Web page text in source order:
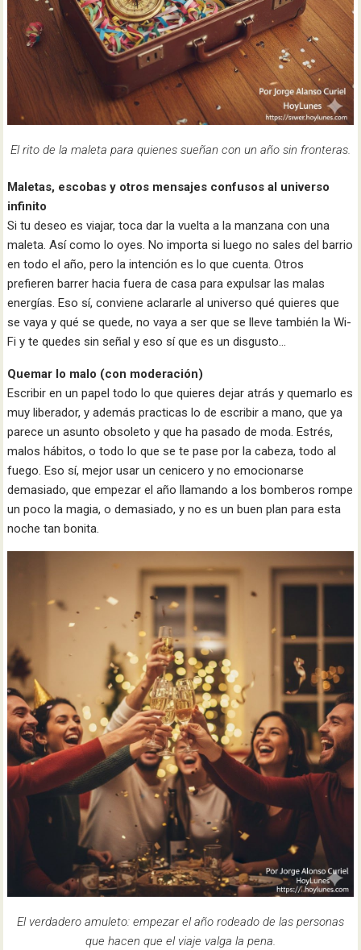
El rito de la maleta para quienes sueñan con un año sin fronteras.
Maletas, escobas y otros mensajes confusos al universo
infinito
Si tu deseo es viajar, toca dar la vuelta a la manzana con una
maleta. Así como lo oyes. No importa si luego no sales del barrio
en todo el año, pero la intención es lo que cuenta. Otros
prefieren barrer hacia fuera de casa para expulsar las malas
energías. Eso sí, conviene aclararle al universo qué quieres que
se vaya y qué se quede, no vaya a ser que se lleve también la Wi-
Fi y te quedes sin señal y eso sí que es un disgusto…
Quemar lo malo (con moderación)
Escribir en un papel todo lo que quieres dejar atrás y quemarlo es
muy liberador, y además practicas lo de escribir a mano, que ya
parece un asunto obsoleto y que ha pasado de moda. Estrés,
malos hábitos, o todo lo que se te pase por la cabeza, todo al
fuego. Eso sí, mejor usar un cenicero y no emocionarse
demasiado, que empezar el año llamando a los bomberos rompe
un poco la magia, o demasiado, y no es un buen plan para esta
noche tan bonita.
El verdadero amuleto: empezar el año rodeado de las personas
que hacen que el viaje valga la pena.